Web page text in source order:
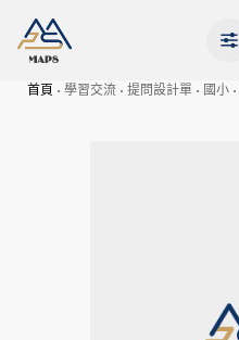
首頁 學習交流 提問設計單 國小